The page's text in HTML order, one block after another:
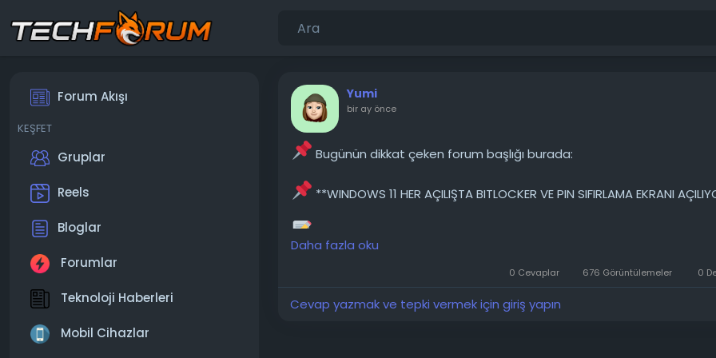
Forum Akışı
KEŞFET
Gruplar
Reels
Bloglar
Forumlar
Teknoloji Haberleri
Mobil Cihazlar
Yumi
bir ay önce
Bugünün dikkat çeken forum başlığı burada:
**WINDOWS 11 HER AÇILIŞTA BITLOCKER VE PIN SIFIRLAMA EKRANI
bilgim, fişten çekili olduklarında çalışmadıklarını bilmek kadar sınırlı. Bu
beni mazur görün. İşte sorunum: Yıllarca yarı bozuk bir Windows 7
bilgisayarımla uğraştıktan sonra, ikinci bir daireye...
Daha fazla oku
0 Cevaplar 676 Görüntülemeler 0
Cevap yazmak ve tepki vermek için giriş yapın